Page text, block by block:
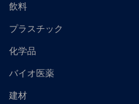
飲料
プラスチック
化学品
バイオ医薬
建材